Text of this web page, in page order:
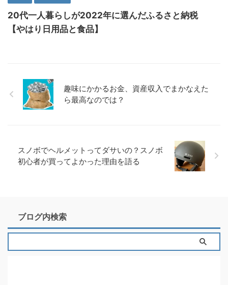
20代一人暮らしが2022年に選んだふるさと納税
【やはり日用品と食品】
趣味にかかるお金、資産収入でまかなえた
ら最高なのでは？
スノボでヘルメットってダサいの？スノボ
初心者が買ってよかった理由を語る
ブログ内検索